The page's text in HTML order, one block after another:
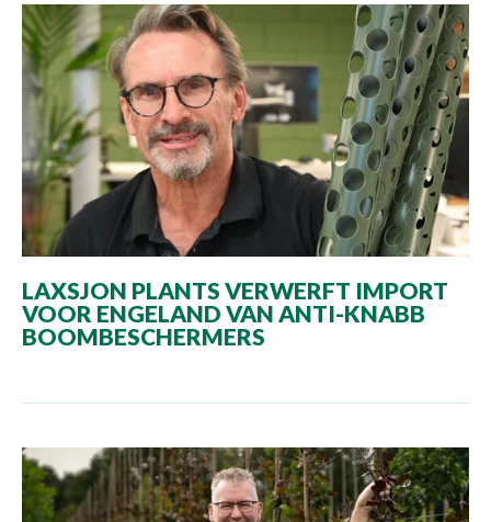
LAXSJON PLANTS VERWERFT IMPORT
VOOR ENGELAND VAN ANTI-KNABB
BOOMBESCHERMERS